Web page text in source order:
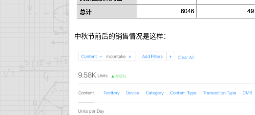
中秋节前后的销售情况是这样：